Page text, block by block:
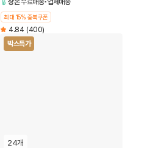
상온무료배송 업체배송
최대 15% 중복쿠폰
4.84 (400)
박스특가
24개